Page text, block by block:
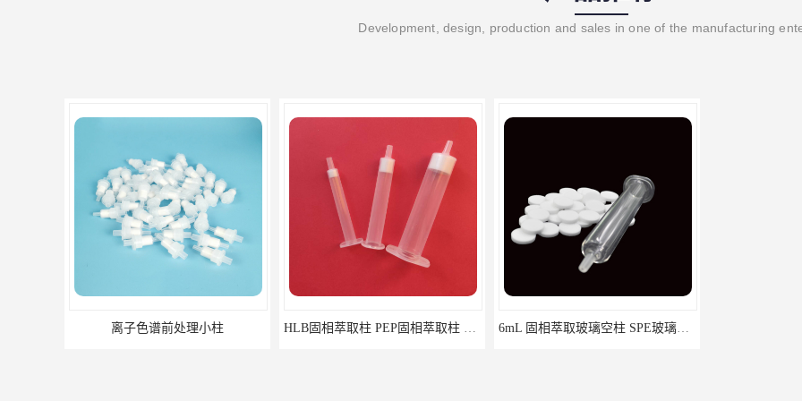
Development, design, production and sales in one of the manufacturing
离子色谱前处理小柱​ HLB固相萃取柱 PEP固相萃取柱 PLS固相萃取柱 6mL 固相萃取玻璃空柱 SPE玻璃空柱